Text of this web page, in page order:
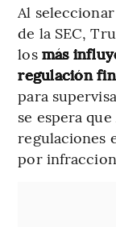
Al
de la SEC,
los más
regulación
para
se espera
regulaciones
por